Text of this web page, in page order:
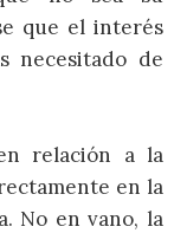
que el interés
necesitado de
relación a la
en la
No en vano, la